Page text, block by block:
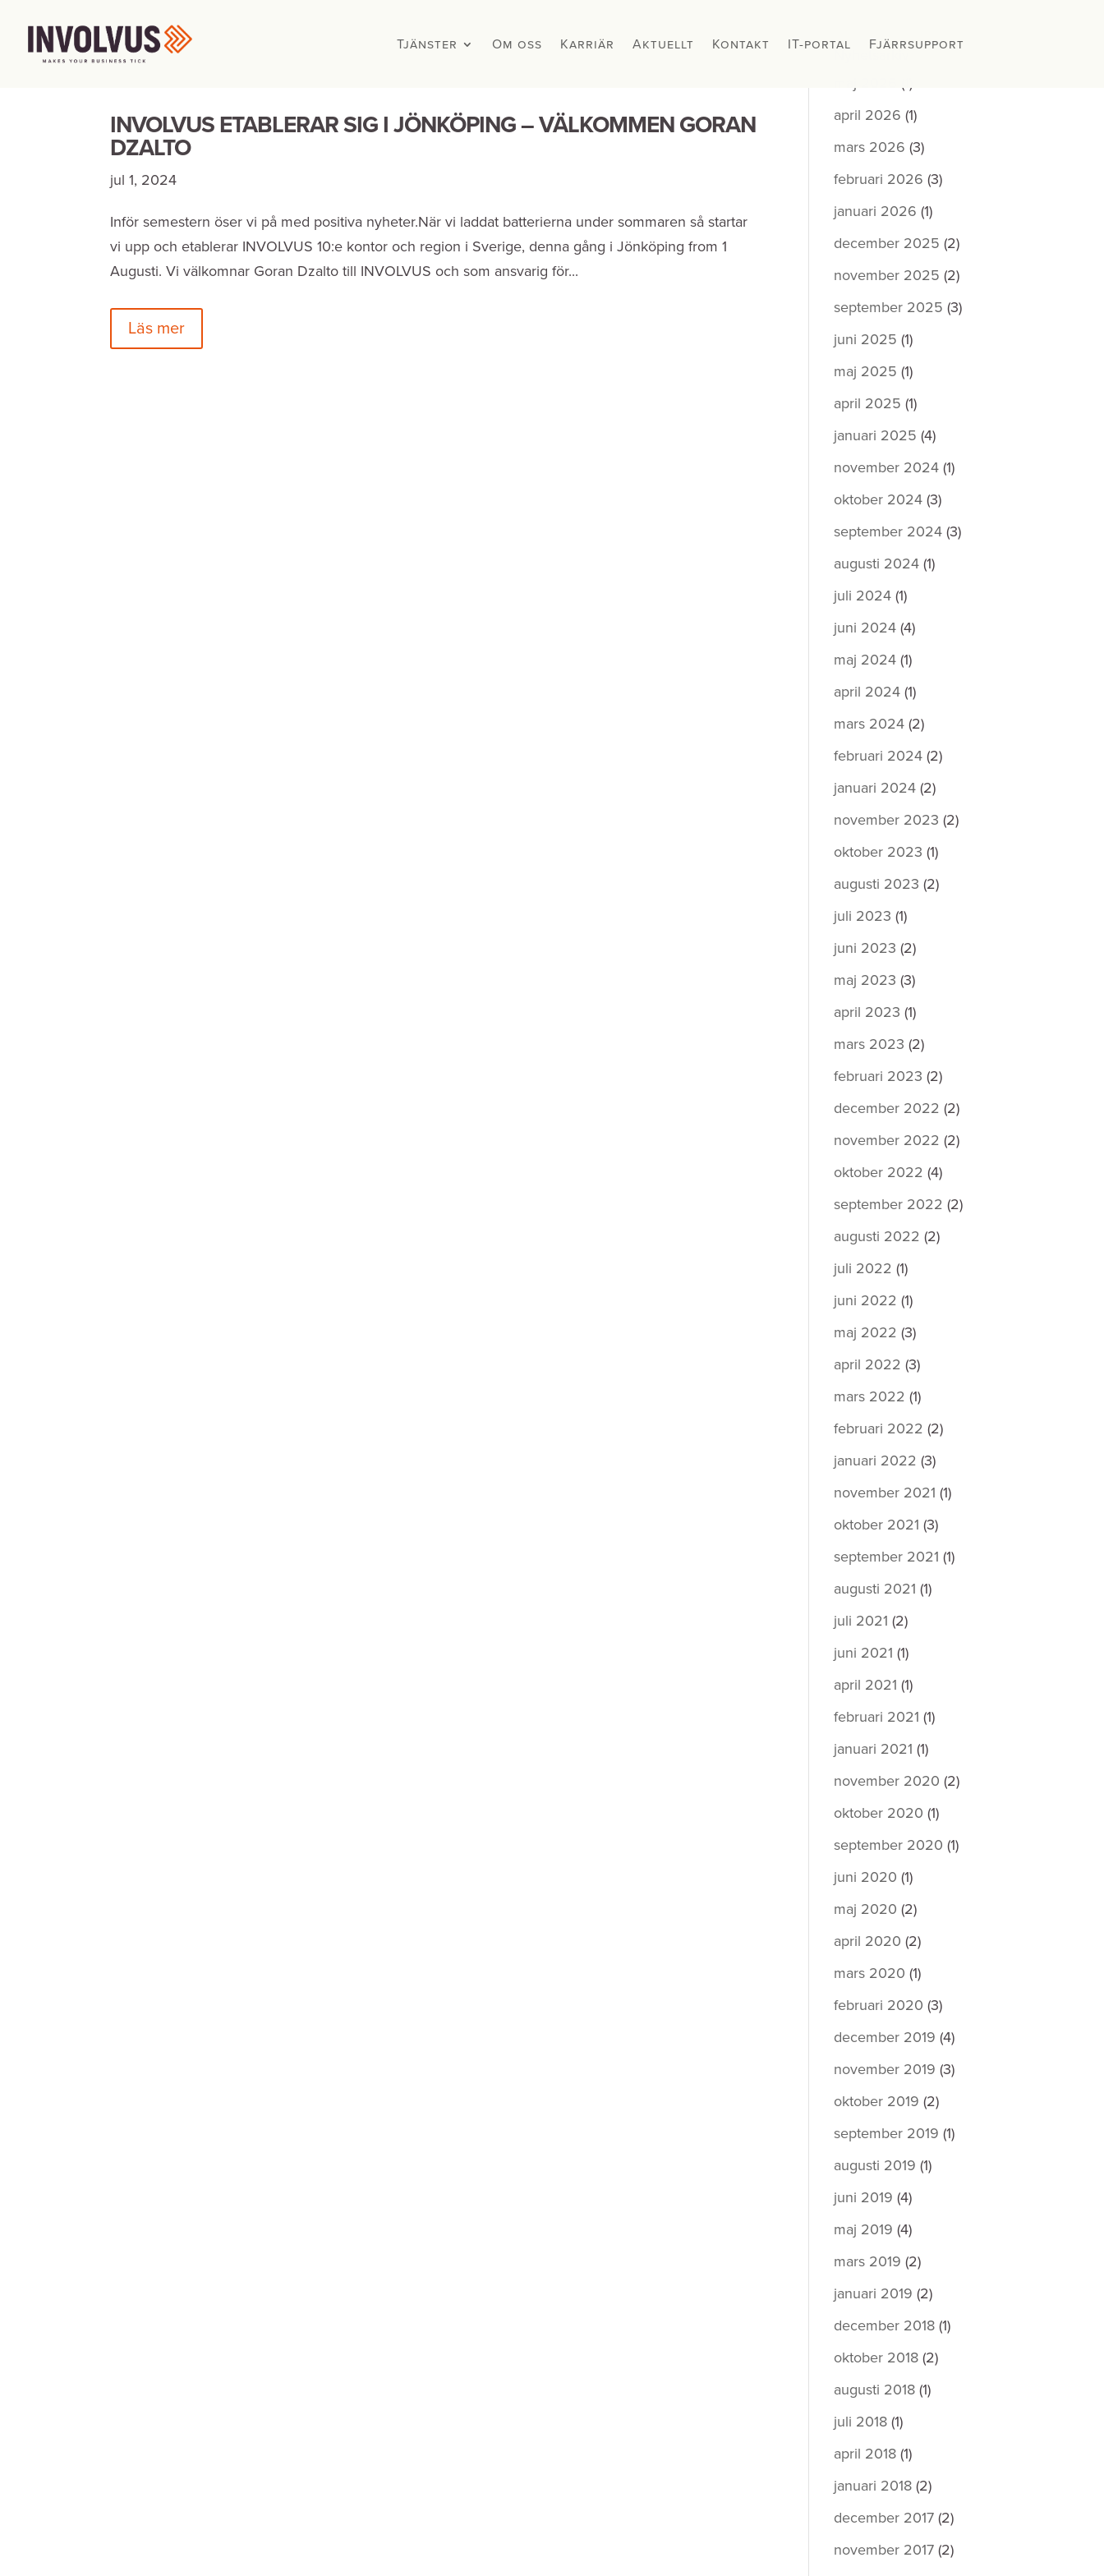
Tjänster Om oss Karriär Aktuellt Kontakt IT-portal Fjärrsupport
Tjänster Om oss Karriär Aktuellt Kontakt IT-portal Fjärrsupport
INVOLVUS ETABLERAR SIG I JÖNKÖPING – VÄLKOMMEN GORAN
DZALTO
jul 1, 2024
Inför semestern öser vi på med positiva nyheter.När vi laddat batterierna under sommaren så startar
vi upp och etablerar INVOLVUS 10:e kontor och region i Sverige, denna gång i Jönköping from 1
Augusti. Vi välkomnar Goran Dzalto till INVOLVUS och som ansvarig för...
Läs mer
april 2026 (1)
mars 2026 (3)
februari 2026 (3)
januari 2026 (1)
december 2025 (2)
november 2025 (2)
september 2025 (3)
juni 2025 (1)
maj 2025 (1)
april 2025 (1)
januari 2025 (4)
november 2024 (1)
oktober 2024 (3)
september 2024 (3)
augusti 2024 (1)
juli 2024 (1)
juni 2024 (4)
maj 2024 (1)
april 2024 (1)
mars 2024 (2)
februari 2024 (2)
januari 2024 (2)
november 2023 (2)
oktober 2023 (1)
augusti 2023 (2)
juli 2023 (1)
juni 2023 (2)
maj 2023 (3)
april 2023 (1)
mars 2023 (2)
februari 2023 (2)
december 2022 (2)
november 2022 (2)
oktober 2022 (4)
september 2022 (2)
augusti 2022 (2)
juli 2022 (1)
juni 2022 (1)
maj 2022 (3)
april 2022 (3)
mars 2022 (1)
februari 2022 (2)
januari 2022 (3)
november 2021 (1)
oktober 2021 (3)
september 2021 (1)
augusti 2021 (1)
juli 2021 (2)
juni 2021 (1)
april 2021 (1)
februari 2021 (1)
januari 2021 (1)
november 2020 (2)
oktober 2020 (1)
september 2020 (1)
juni 2020 (1)
maj 2020 (2)
april 2020 (2)
mars 2020 (1)
februari 2020 (3)
december 2019 (4)
november 2019 (3)
oktober 2019 (2)
september 2019 (1)
augusti 2019 (1)
juni 2019 (4)
maj 2019 (4)
mars 2019 (2)
januari 2019 (2)
december 2018 (1)
oktober 2018 (2)
augusti 2018 (1)
juli 2018 (1)
april 2018 (1)
januari 2018 (2)
december 2017 (2)
november 2017 (2)